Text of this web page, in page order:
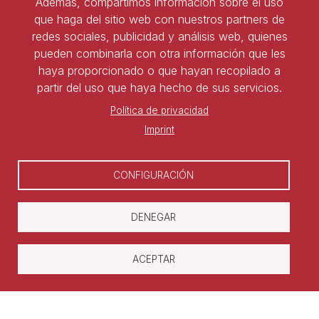
Ser socio de ASNALA
Forma parte de la asociación y benefíciate de todas
las ventajas
que haga del sitio web con nuestros partners de
redes sociales, publicidad y análisis web, quienes
pueden combinarla con otra información que les
haya proporcionado o que hayan recopilado a
partir del uso que haya hecho de sus servicios.
Política de privacidad
Imprint
CONFIGURACIÓN
DENEGAR
ACEPTAR
Copyright © Asociación Nacional de